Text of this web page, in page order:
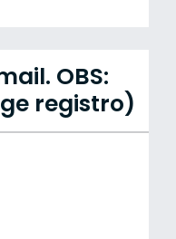
OBS:
registro)